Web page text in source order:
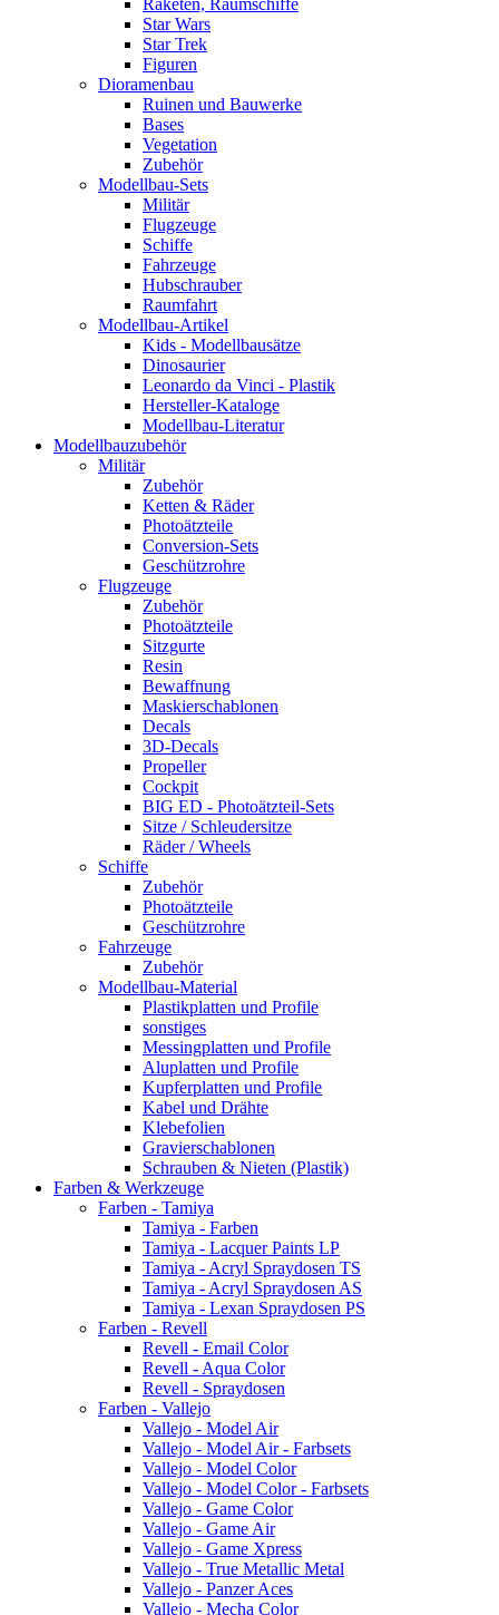
Raketen, Raumschiffe
Star Wars
Star Trek
Figuren
Dioramenbau
Ruinen und Bauwerke
Bases
Vegetation
Zubehör
Modellbau-Sets
Militär
Flugzeuge
Schiffe
Fahrzeuge
Hubschrauber
Raumfahrt
Modellbau-Artikel
Kids - Modellbausätze
Dinosaurier
Leonardo da Vinci - Plastik
Hersteller-Kataloge
Modellbau-Literatur
Modellbauzubehör
Militär
Zubehör
Ketten & Räder
Photoätzteile
Conversion-Sets
Geschützrohre
Flugzeuge
Zubehör
Photoätzteile
Sitzgurte
Resin
Bewaffnung
Maskierschablonen
Decals
3D-Decals
Propeller
Cockpit
BIG ED - Photoätzteil-Sets
Sitze / Schleudersitze
Räder / Wheels
Schiffe
Zubehör
Photoätzteile
Geschützrohre
Fahrzeuge
Zubehör
Modellbau-Material
Plastikplatten und Profile
sonstiges
Messingplatten und Profile
Aluplatten und Profile
Kupferplatten und Profile
Kabel und Drähte
Klebefolien
Gravierschablonen
Schrauben & Nieten (Plastik)
Farben & Werkzeuge
Farben - Tamiya
Tamiya - Farben
Tamiya - Lacquer Paints LP
Tamiya - Acryl Spraydosen TS
Tamiya - Acryl Spraydosen AS
Tamiya - Lexan Spraydosen PS
Farben - Revell
Revell - Email Color
Revell - Aqua Color
Revell - Spraydosen
Farben - Vallejo
Vallejo - Model Air
Vallejo - Model Air - Farbsets
Vallejo - Model Color
Vallejo - Model Color - Farbsets
Vallejo - Game Color
Vallejo - Game Air
Vallejo - Game Xpress
Vallejo - True Metallic Metal
Vallejo - Panzer Aces
Vallejo - Mecha Color